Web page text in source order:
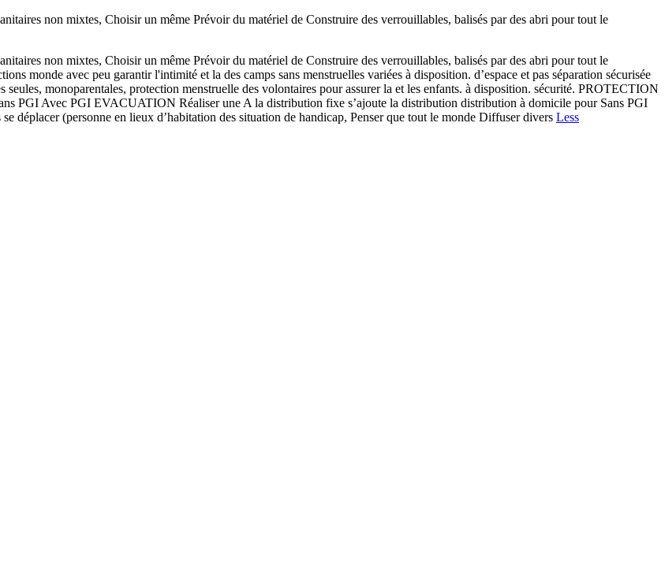
non mixtes, Choisir un même Prévoir du matériel de Construire des verrouillables, balisés par des abri pour tout le
non mixtes, Choisir un même Prévoir du matériel de Construire des verrouillables, balisés par des abri pour tout le
monde avec peu garantir l'intimité et la des camps sans menstruelles variées à disposition. d’espace et pas séparation sécurisée
seules, monoparentales, protection menstruelle des volontaires pour assurer la et les enfants. à disposition. sécurité. PROTECTION
PGI Avec PGI EVACUATION Réaliser une A la distribution fixe s’ajoute la distribution distribution à domicile pour Sans PGI
déplacer (personne en lieux d’habitation des situation de handicap, Penser que tout le monde Diffuser divers Less